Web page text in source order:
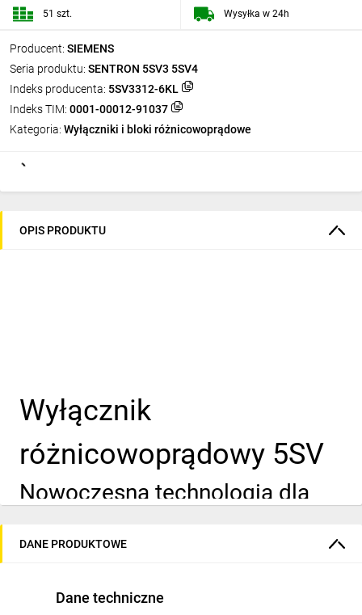
Producent: SIEMENS
Seria produktu: SENTRON 5SV3 5SV4
Indeks producenta: 5SV3312-6KL
Indeks TIM: 0001-00012-91037
Kategoria: Wyłączniki i bloki różnicowoprądowe
51 szt. Wysyłka w 24h
OPIS PRODUKTU
Wyłącznik
różnicowoprądowy 5SV
Nowoczesna technologia dla
DANE PRODUKTOWE
Dane techniczne